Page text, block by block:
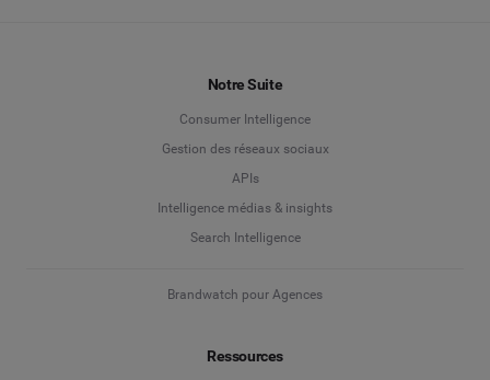
Notre Suite
Consumer Intelligence
Gestion des réseaux sociaux
APIs
Intelligence médias & insights
Search Intelligence
Brandwatch pour Agences
Ressources